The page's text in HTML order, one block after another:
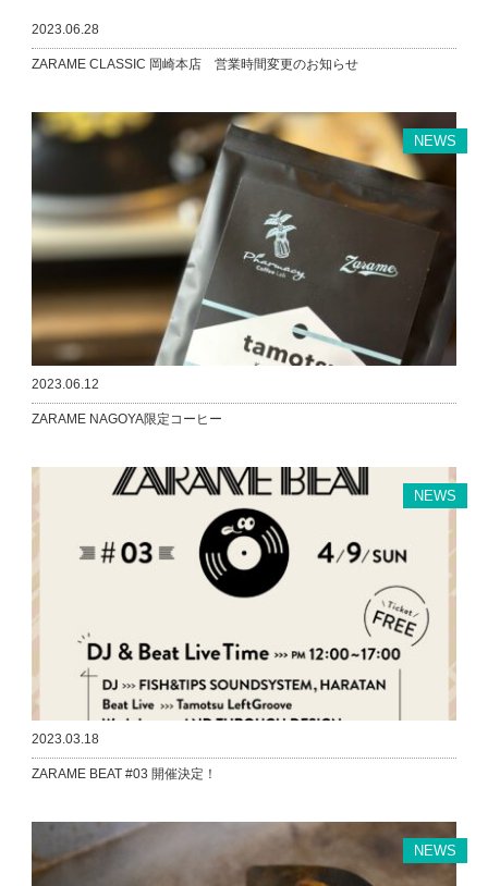
2023.06.28
ZARAME CLASSIC 岡崎本店 営業時間変更のお知らせ
NEWS
2023.06.12
ZARAME NAGOYA限定コーヒー
NEWS
2023.03.18
ZARAME BEAT #03 開催決定！
NEWS